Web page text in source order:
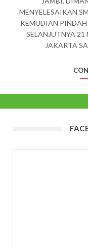
MENYELESAIKAN
KEMUDIAN
SELANJUTNYA 21
JAKARTA